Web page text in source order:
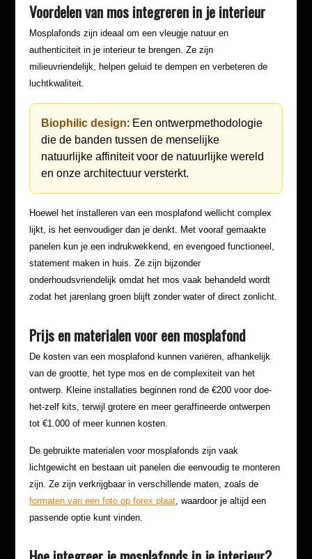
Voordelen van mos integreren in je interieur
Mosplafonds zijn ideaal om een vleugje natuur en
authenticiteit in je interieur te brengen. Ze zijn
milieuvriendelijk, helpen geluid te dempen en verbeteren de
luchtkwaliteit.
Biophilic design: Een ontwerpmethodologie
die de banden tussen de menselijke
natuurlijke affiniteit voor de natuurlijke wereld
en onze architectuur versterkt.
Hoewel het installeren van een mosplafond wellicht complex
lijkt, is het eenvoudiger dan je denkt. Met vooraf gemaakte
panelen kun je een indrukwekkend, en evengoed functioneel,
statement maken in huis. Ze zijn bijzonder
onderhoudsvriendelijk omdat het mos vaak behandeld wordt
zodat het jarenlang groen blijft zonder water of direct zonlicht.
Prijs en materialen voor een mosplafond
De kosten van een mosplafond kunnen variëren, afhankelijk
van de grootte, het type mos en de complexiteit van het
ontwerp. Kleine installaties beginnen rond de €200 voor doe-
het-zelf kits, terwijl grotere en meer geraffineerde ontwerpen
tot €1.000 of meer kunnen kosten.
De gebruikte materialen voor mosplafonds zijn vaak
lichtgewicht en bestaan uit panelen die eenvoudig te monteren
zijn. Ze zijn verkrijgbaar in verschillende maten, zoals de
formaten van een foto op forex plaat, waardoor je altijd een
passende optie kunt vinden.